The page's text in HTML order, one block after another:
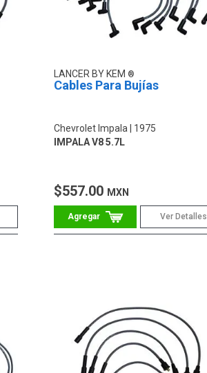
LANCER BY KEM
Cables Para Bujías
Chevrolet Impala
1975
IMPALA V8 5.7L
$557.00 MXN
Ver Detalles